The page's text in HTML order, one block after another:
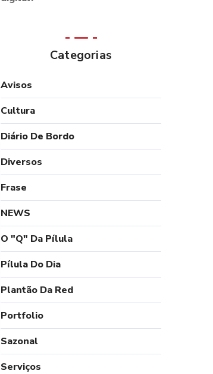
Categorias
Avisos
Cultura
Diário De Bordo
Diversos
Frase
NEWS
O "Q" Da Pílula
Pílula Do Dia
Plantão Da Red
Portfolio
Sazonal
Serviços